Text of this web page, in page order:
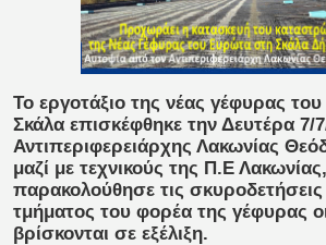
Το εργοτάξιο της νέας γέφυρας
Σκάλα επισκέφθηκε την Δευτέρα 7/
Αντιπεριφερειάρχης Λακωνίας
μαζί με τεχνικούς της Π.Ε
παρακολούθησε τις
τμήματος του φορέα της γέφυρας
βρίσκονται σε εξέλιξη.